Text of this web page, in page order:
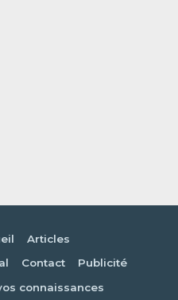
Articles
Contact
Publicité
connaissances